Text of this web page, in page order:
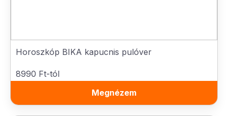
Horoszkóp BIKA kapucnis pulóver
8990 Ft-tól
Megnézem